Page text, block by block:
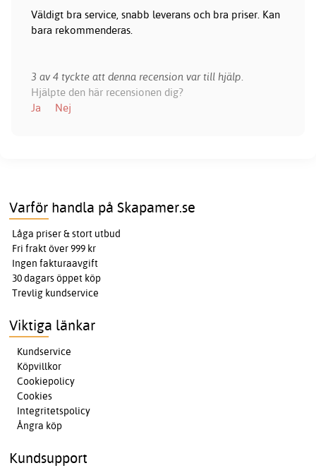
Väldigt bra service, snabb leverans och bra priser. Kan
bara rekommenderas.
3 av 4 tyckte att denna recension var till hjälp.
Hjälpte den här recensionen dig?
Ja
Nej
Varför handla på Skapamer.se
Låga priser & stort utbud
Fri frakt över 999 kr
Ingen fakturaavgift
30 dagars öppet köp
Trevlig kundservice
Viktiga länkar
Kundservice
Köpvillkor
Cookiepolicy
Cookies
Integritetspolicy
Ångra köp
Kundsupport